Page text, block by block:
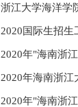
浙江大学海洋学
2020国际生招生
2020年"海南浙
2020年海南浙
2020年"海南浙